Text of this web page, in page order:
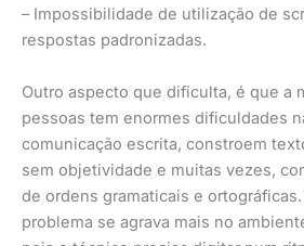
– Impossibilidade de utilização de
respostas padronizadas.
Outro aspecto que dificulta, é que a
pessoas tem enormes dificuldades
comunicação escrita, constroem
sem objetividade e muitas vezes,
de ordens gramaticais e ortográficas.
problema se agrava mais no